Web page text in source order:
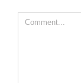
Comment